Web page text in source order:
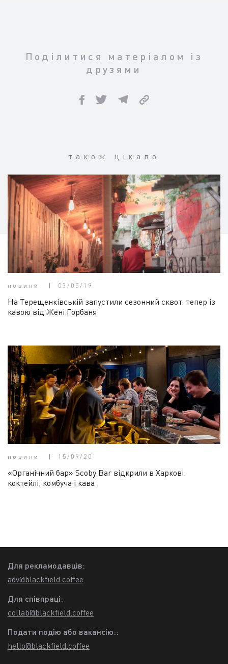
Поділитися матеріалом із
друзями
також цікаво
новини 03/05/19
На Терещенківській запустили сезонний сквот: тепер із
кавою від Жені Горбаня
новини 15/09/20
«Органічний бар» Scoby Bar відкрили в Харкові:
коктейлі, комбуча і кава
Для рекламодавців:
adv@blackfield.coffee
Для співпраці:
collab@blackfield.coffee
Подати подію або вакансію::
hello@blackfield.coffee